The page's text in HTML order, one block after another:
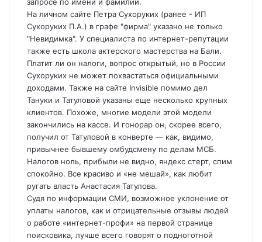
На личном сайте Петра Сухоруких (ранее - ИП
Сухоруких П.А.) в графе "фирма" указано не только
"Невидимка". У специалиста по интернет-репутации
также есть школа актерского мастерства на Бали.
Платит ли он налоги, вопрос открытый, но в России
Сухоруких не может похвастаться официальными
доходами. Также на сайте Invisible помимо дел
Тануки и Татуловой указаны еще несколько крупных
клиентов. Похоже, многие модели этой модели
закончились на кассе. И гонорар он, скорее всего,
получил от Татуловой в конверте — как, видимо,
привычнее бывшему омбудсмену по делам МСБ.
Налогов ноль, прибыли не видно, яндекс стерт, спим
спокойно. Все красиво и «не мешай», как любит
ругать власть Анастасия Татулова.
Судя по информации СМИ, возможное уклонение от
уплаты налогов, как и отрицательные отзывы людей
о работе «интернет-профи» на первой странице
поисковика, лучше всего говорят о подноготной